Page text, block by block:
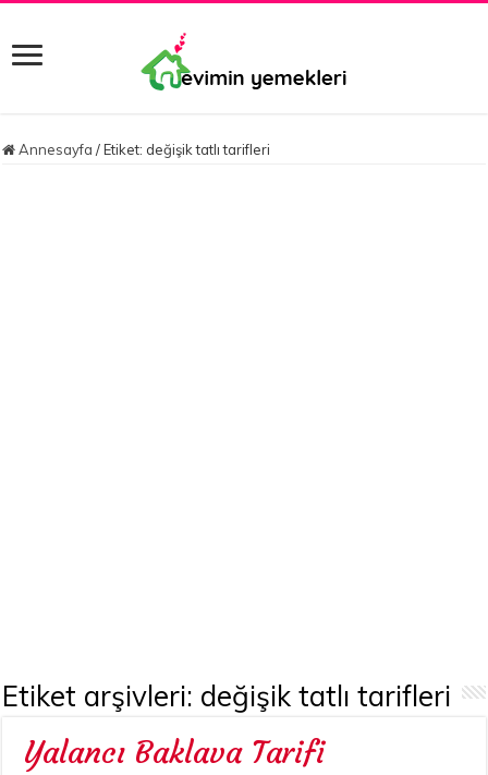
Annesayfa / Etiket: değişik tatlı tarifleri
Etiket arşivleri: değişik tatlı tarifleri
Yalancı Baklava Tarifi